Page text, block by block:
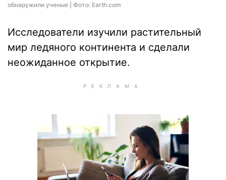
обнаружили ученые | Фото: Earth.com
Исследователи изучили растительный
мир ледяного континента и сделали
неожиданное открытие.